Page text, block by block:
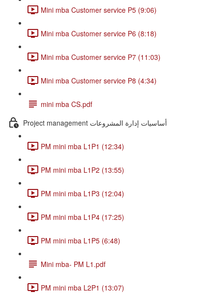
Mini mba Customer service P5 (9:06)
Mini mba Customer service P6 (8:18)
Mini mba Customer service P7 (11:03)
Mini mba Customer service P8 (4:34)
mini mba CS.pdf
Project management أساسيات إدارة المشروعات
PM mini mba L1P1 (12:34)
PM mini mba L1P2 (13:55)
PM mini mba L1P3 (12:04)
PM mini mba L1P4 (17:25)
PM mini mba L1P5 (6:48)
Mini mba- PM L1.pdf
PM mini mba L2P1 (13:07)